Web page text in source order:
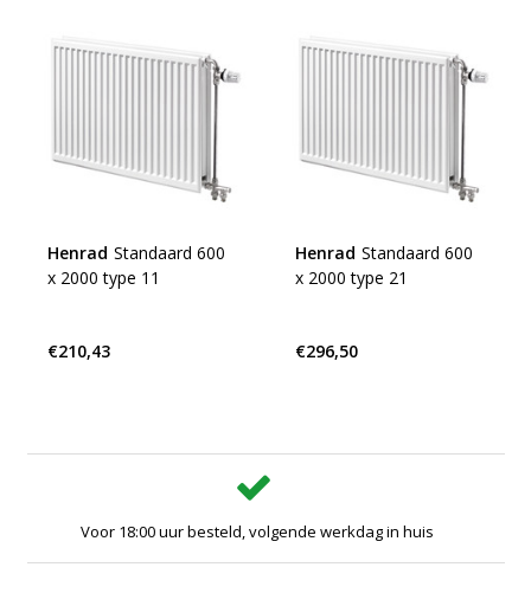
Henrad Standaard 600
x 2000 type 11
€210,43
Henrad Standaard 600
x 2000 type 21
€296,50
Voor 18:00 uur besteld, volgende werkdag in huis